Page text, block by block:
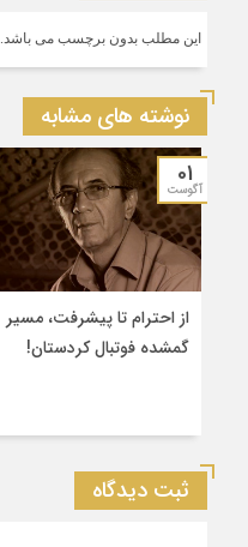
این مطلب بدون برچسب می باشد.
نوشته های مشابه
01
آگوست
از احترام تا پیشرفت، مسیر
گمشده فوتبال کردستان!
ثبت دیدگاه